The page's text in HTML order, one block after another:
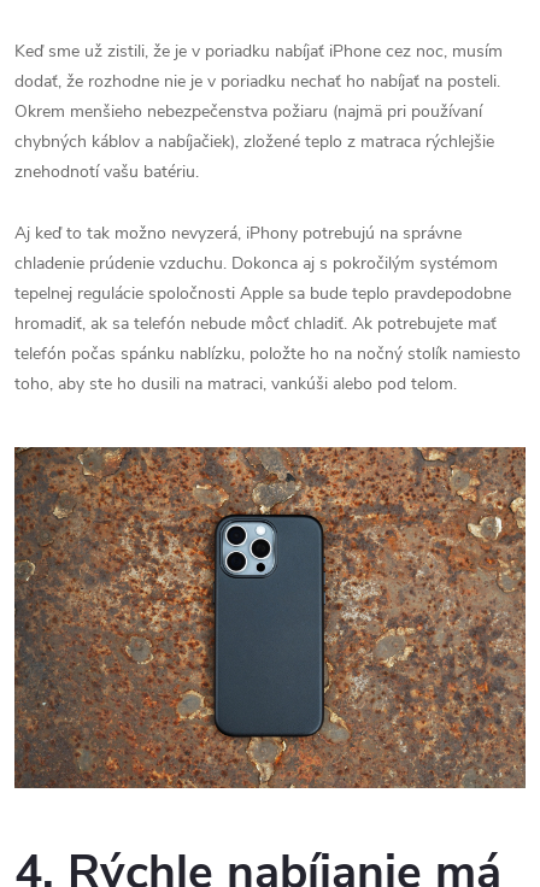
Keď sme už zistili, že je v poriadku nabíjať iPhone cez noc, musím
dodať, že rozhodne nie je v poriadku nechať ho nabíjať na posteli.
Okrem menšieho nebezpečenstva požiaru (najmä pri používaní
chybných káblov a nabíjačiek), zložené teplo z matraca rýchlejšie
znehodnotí vašu batériu.
Aj keď to tak možno nevyzerá, iPhony potrebujú na správne
chladenie prúdenie vzduchu. Dokonca aj s pokročilým systémom
tepelnej regulácie spoločnosti Apple sa bude teplo pravdepodobne
hromadiť, ak sa telefón nebude môcť chladiť. Ak potrebujete mať
telefón počas spánku nablízku, položte ho na nočný stolík namiesto
toho, aby ste ho dusili na matraci, vankúši alebo pod telom.
4. Rýchle nabíjanie má